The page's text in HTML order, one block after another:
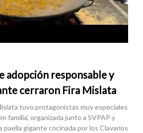
adopción responsable y
cerraron Fira Mislata
tuvo protagonistas muy especiales
familia’, organizada junto a SVPAP y
paella gigante cocinada por los Clavarios